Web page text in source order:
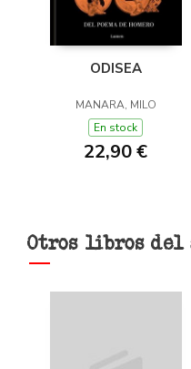
ODISEA
MANARA, MILO
En stock
22,90 €
Otros libros del